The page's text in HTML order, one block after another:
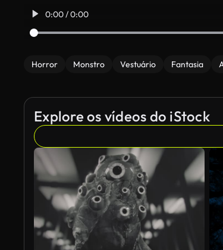
0:00 / 0:00
Horror Monstro Vestuário Fantasia
Explore os vídeos do iStock